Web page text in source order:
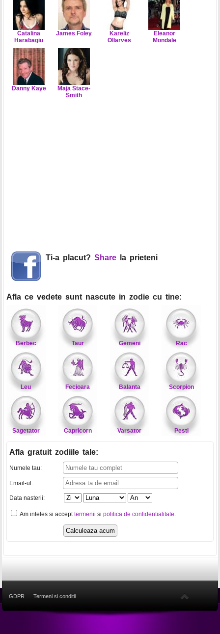
Catalina
Harabagiu
James Foley
Kareliz
Ollarves
Eleanor
Mondale
Danny Kaye
Maja Stace-
Smith
Ti-a placut? Share la prieteni
Afla ce vedete sunt nascute in zodie cu tine:
Berbec Taur Gemeni Rac
Leu Fecioara Balanta Scorpion
Sagetator Capricorn Varsator Pesti
Afla gratuit zodiile tale:
Numele tau:
Email-ul:
Data nasterii:
Am inteles si accepttermenii si politica de confidentialitate
GDPR Termeni si conditii